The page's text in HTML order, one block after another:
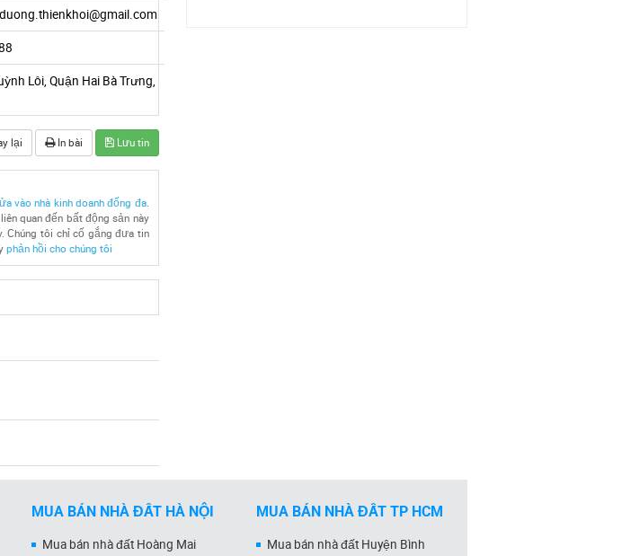
Lôi, Quận Hai Bà Trưng,
lại In bài Lưu tin
vào nhà kinh doanh đống đa.
quan đến bất động sản này
Chúng tôi chỉ cố gắng đưa tin
phản hồi cho chúng tôi
MUA BÁN NHÀ ĐẤT HÀ NỘI
Mua bán nhà đất Hoàng Mai
MUA BÁN NHÀ ĐẤT TP HCM
Mua bán nhà đất Huyện Bình